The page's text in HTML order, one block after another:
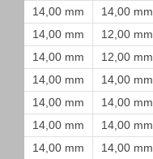
14,00 mm
14,00 mm
14,00 mm
12,00 mm
14,00 mm
12,00 mm
14,00 mm
14,00 mm
14,00 mm
14,00 mm
14,00 mm
14,00 mm
14,00 mm
14,00 mm